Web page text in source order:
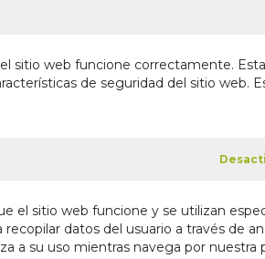
sitio web funcione correctamente.
de seguridad del sitio web.
el sitio web funcione y se utilizan
datos del usuario a través de
a su uso mientras navega por nuestra
LLAMADA DE
RIGDEN INSTITUT
9,00 €